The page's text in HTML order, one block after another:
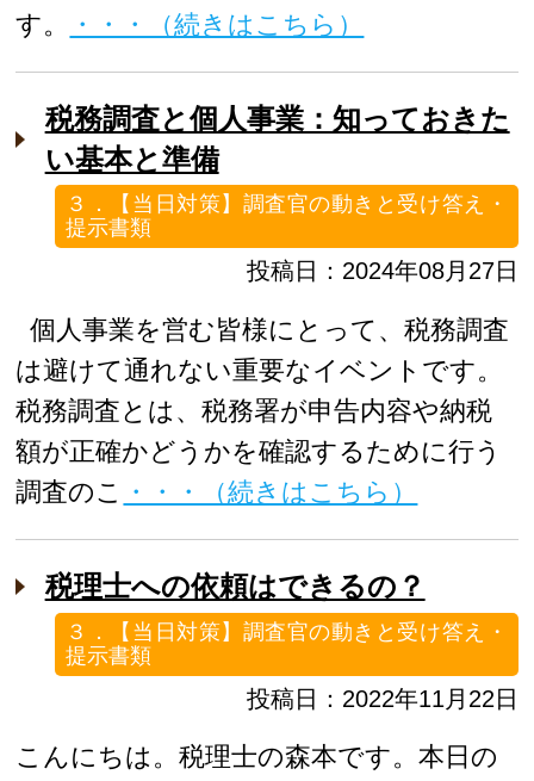
す。
・・・（続きはこちら）
税務調査と個人事業：知っておきた
い基本と準備
３．【当日対策】調査官の動きと受け答え・
提示書類
投稿日：2024年08月27日
個人事業を営む皆様にとって、税務調査
は避けて通れない重要なイベントです。
税務調査とは、税務署が申告内容や納税
額が正確かどうかを確認するために行う
調査のこ
・・・（続きはこちら）
税理士への依頼はできるの？
３．【当日対策】調査官の動きと受け答え・
提示書類
投稿日：2022年11月22日
こんにちは。税理士の森本です。本日の